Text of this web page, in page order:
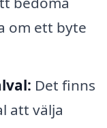
om ett byte
Det finns
att välja